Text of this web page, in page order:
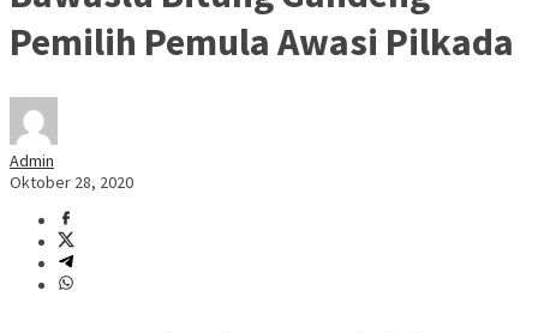
Pemilih Pemula Awasi Pilkada
Admin
Oktober 28, 2020